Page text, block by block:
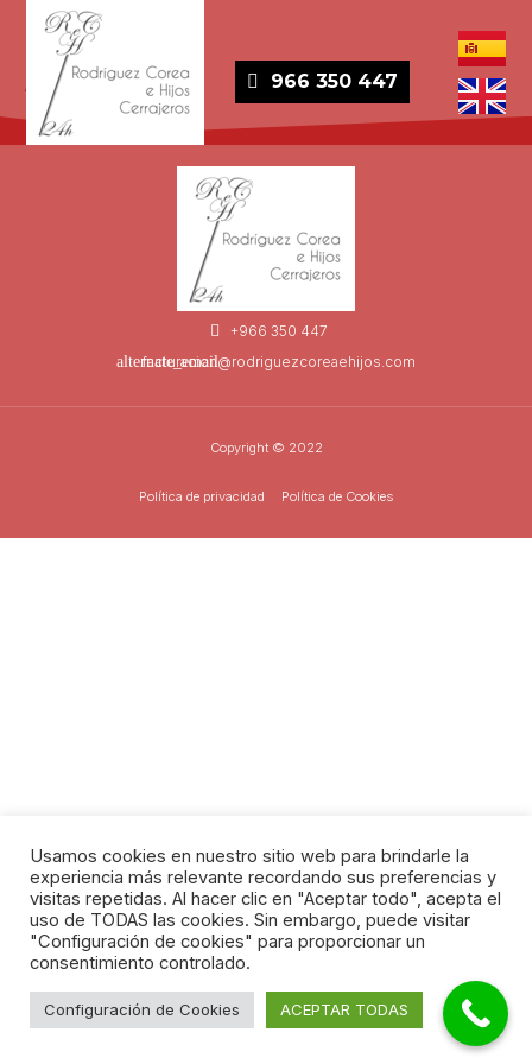
966 350 447
Archivos
+966 350 447
facturacion@rodriguezcoreaehijos.com
Copyright © 2022
Política de privacidad Política de Cookies
Usamos cookies en nuestro sitio web para brindarle la
experiencia más relevante recordando sus preferencias y
visitas repetidas. Al hacer clic en "Aceptar todo", acepta el
uso de TODAS las cookies. Sin embargo, puede visitar
"Configuración de cookies" para proporcionar un
consentimiento controlado.
Configuración de Cookies ACEPTAR TODAS